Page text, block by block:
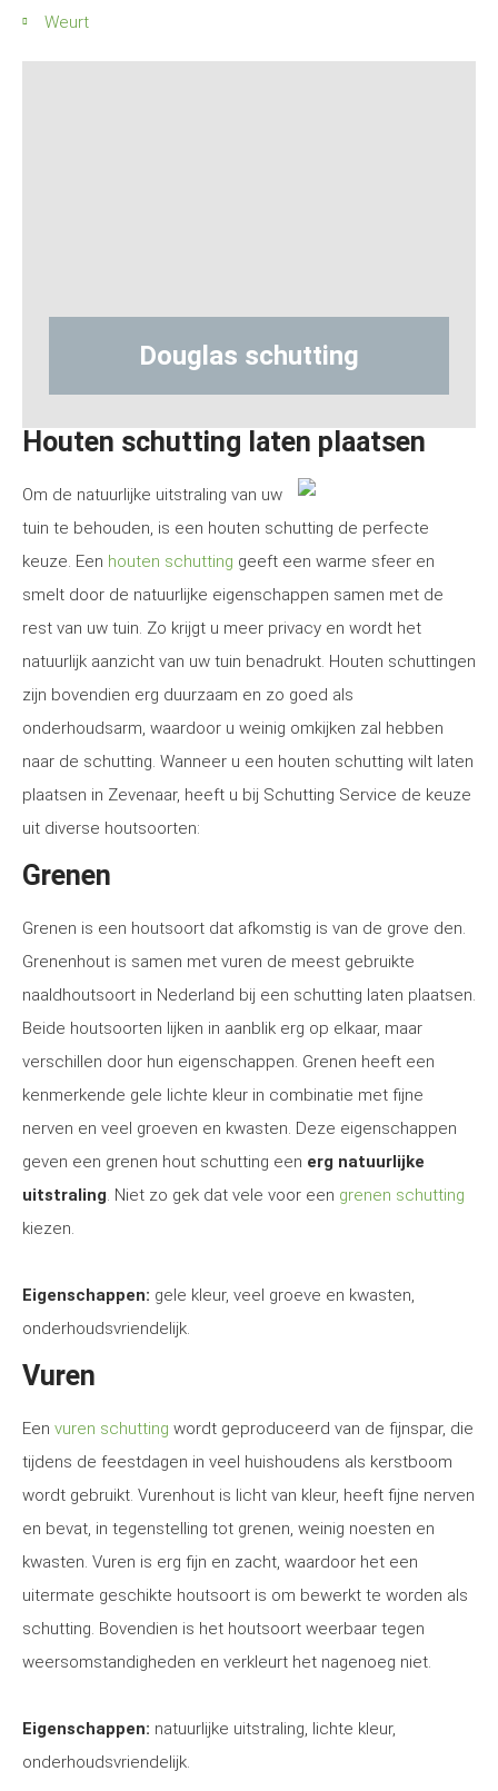
Weurt
schutting Hout-
Houten schutting laten plaatsen
Om de natuurlijke uitstraling van uw
tuin te behouden, is een houten schutting de perfecte
keuze. Een houten schutting geeft een warme sfeer en
smelt door de natuurlijke eigenschappen samen met de
rest van uw tuin. Zo krijgt u meer privacy en wordt het
natuurlijk aanzicht van uw tuin benadrukt. Houten schuttingen
zijn bovendien erg duurzaam en zo goed als
onderhoudsarm, waardoor u weinig omkijken zal hebben
naar de schutting. Wanneer u een houten schutting wilt laten
plaatsen in Zevenaar, heeft u bij Schutting Service de keuze
uit diverse houtsoorten:
Grenen
Grenen is een houtsoort dat afkomstig is van de grove den.
Grenenhout is samen met vuren de meest gebruikte
naaldhoutsoort in Nederland bij een schutting laten plaatsen.
Beide houtsoorten lijken in aanblik erg op elkaar, maar
verschillen door hun eigenschappen. Grenen heeft een
kenmerkende gele lichte kleur in combinatie met fijne
nerven en veel groeven en kwasten. Deze eigenschappen
geven een grenen hout schutting een erg natuurlijke
uitstraling. Niet zo gek dat vele voor een grenen schutting
kiezen.
Eigenschappen: gele kleur, veel groeve en kwasten,
onderhoudsvriendelijk.
Vuren
Een vuren schutting wordt geproduceerd van de fijnspar, die
tijdens de feestdagen in veel huishoudens als kerstboom
wordt gebruikt. Vurenhout is licht van kleur, heeft fijne nerven
en bevat, in tegenstelling tot grenen, weinig noesten en
kwasten. Vuren is erg fijn en zacht, waardoor het een
uitermate geschikte houtsoort is om bewerkt te worden als
schutting. Bovendien is het houtsoort weerbaar tegen
weersomstandigheden en verkleurt het nagenoeg niet.
Eigenschappen: natuurlijke uitstraling, lichte kleur,
onderhoudsvriendelijk.